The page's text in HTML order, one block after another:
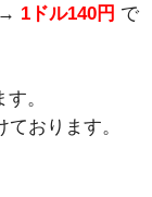
1ドル140円 で
。
おります。